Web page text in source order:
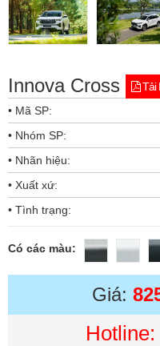
Innova Cross
Tải
• Mã SP:
• Nhóm SP:
• Nhãn hiệu:
• Xuất xứ:
• Tình trạng:
Có các màu:
Giá: